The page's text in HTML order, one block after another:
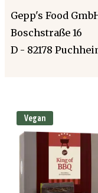
Gepp's Food
Boschstraße 16
D - 82178
Vegan